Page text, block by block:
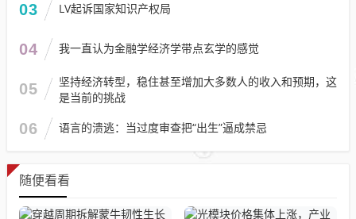
03 LV起诉国家知识产权局
04 我一直认为金融学经济学带点玄学的感觉
05
坚持经济转型，稳住甚至增加大多数人的收入和预期，这
是当前的挑战
06 语言的溃逃：当过度审查把“出生”逼成禁忌
随便看看